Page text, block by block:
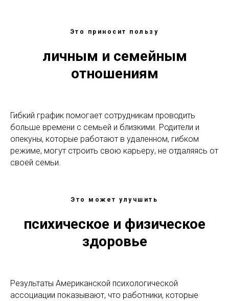
Это приносит пользу
личным и семейным
отношениям
Гибкий график помогает сотрудникам проводить
больше времени с семьей и близкими. Родители и
опекуны, которые работают в удаленном, гибком
режиме, могут строить свою карьеру, не отдаляясь от
своей семьи.
Это может улучшить
психическое и физическое
здоровье
Результаты Американской психологической
ассоциации показывают, что работники, которые